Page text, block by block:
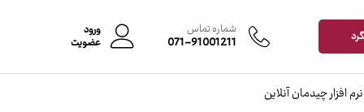
شماره تماس
071-91001211
ورود
عضویت
نرم افزار چیدمان آنلاین
تا